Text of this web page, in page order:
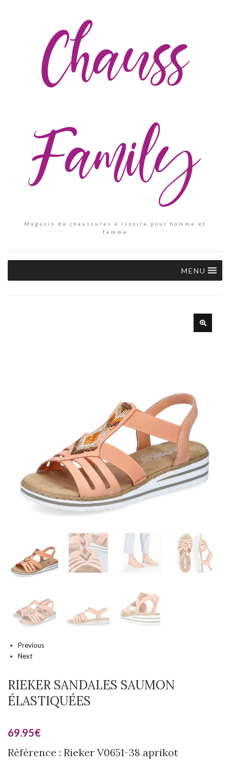
Chauss
Family
Magasin de chaussures à Issoire pour homme et
femme
MENU
Previous
Next
RIEKER SANDALES SAUMON
ÉLASTIQUÉES
69.95€
Référence : Rieker V0651-38 aprikot